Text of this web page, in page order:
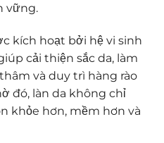
vững.
kích hoạt bởi hệ vi sinh
cải thiện sắc da, làm
và duy trì hàng rào
đó, làn da không chỉ
khỏe hơn, mềm hơn và